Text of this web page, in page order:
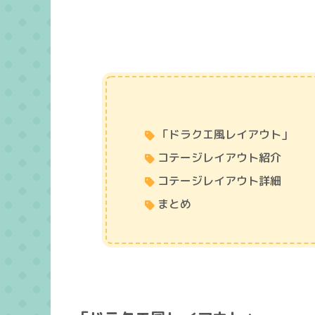
「ドラクエ風レイアウト」
コテージレイアウト紹介
コテージレイアウト詳細
まとめ